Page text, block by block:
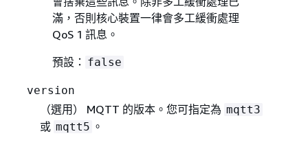
滿，否則核心裝置一律會多工緩衝處理
QoS 1 訊息。
預設： false
version
（選用） MQTT 的版本。您可指定為 mqtt3
或 mqtt5 。